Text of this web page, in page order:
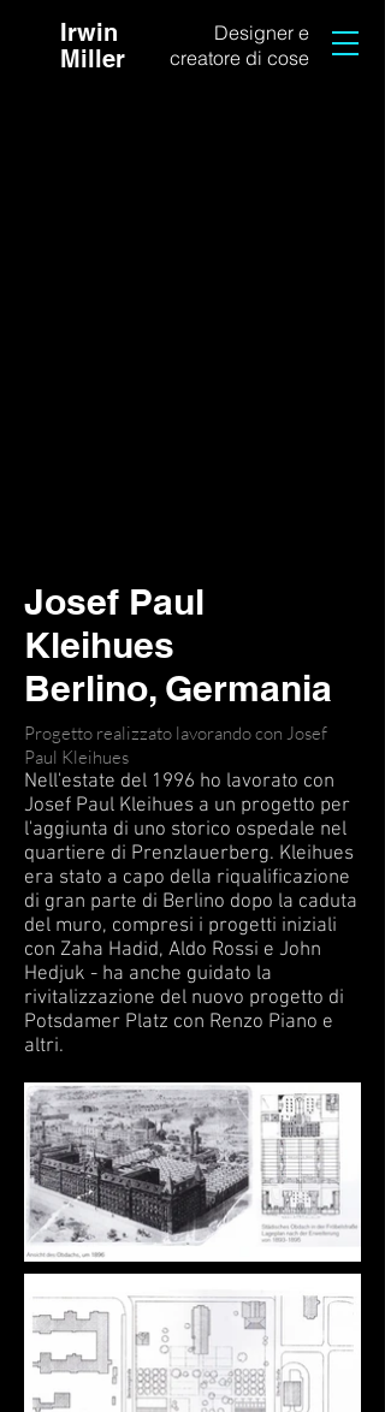
Irwin
Miller
Designer e
creatore di cose
Josef Paul
Kleihues
Berlino, Germania
Progetto realizzato lavorando con Josef
Paul Kleihues
Nell'estate del 1996 ho lavorato con
Josef Paul Kleihues a un progetto per
l'aggiunta di uno storico ospedale nel
quartiere di Prenzlauerberg. Kleihues
era stato a capo della riqualificazione
di gran parte di Berlino dopo la caduta
del muro, compresi i progetti iniziali
con Zaha Hadid, Aldo Rossi e John
Hedjuk - ha anche guidato la
rivitalizzazione del nuovo progetto di
Potsdamer Platz con Renzo Piano e
altri.